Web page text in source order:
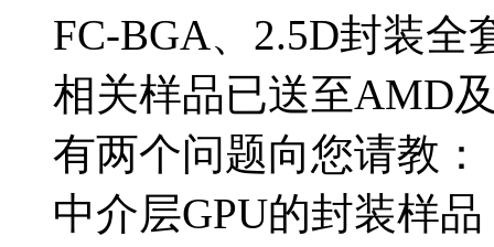
FC-BGA、2.5D封装全
相关样品已送至AMD
有两个问题向您请教
中介层GPU的封装样